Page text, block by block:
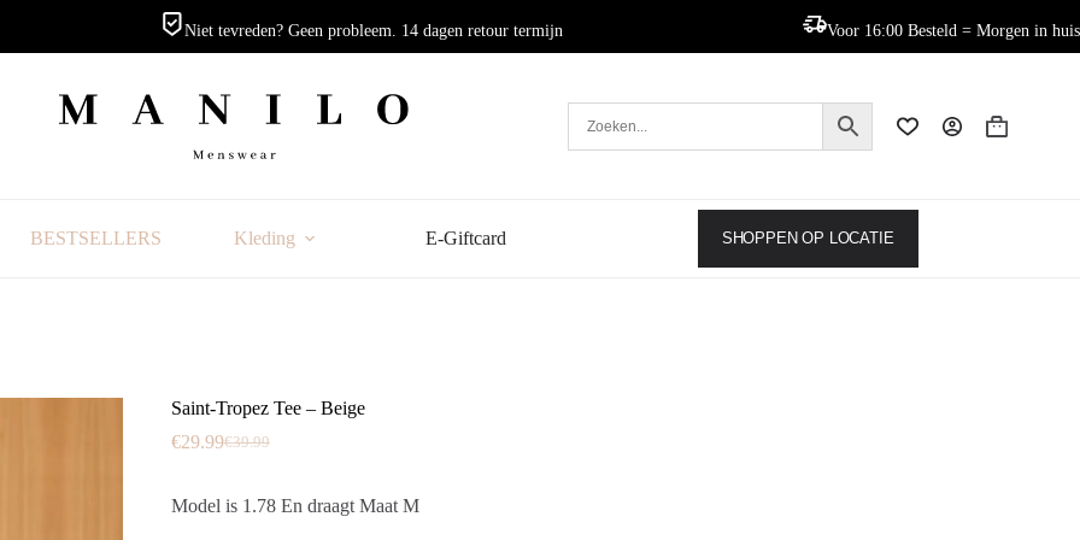
Niet tevreden? Geen probleem. 14 dagen retour termijn Voor 16:00 Besteld = Morgen in huis
BESTSELLERS Kleding E-Giftcard SHOPPEN OP LOCATIE
Saint-Tropez Tee – Beige
€39.99
Oorspronkelijke
was:
€39.99.
€29.99Huidige
is:
€29.99.
Model is 1.78 En draagt Maat M